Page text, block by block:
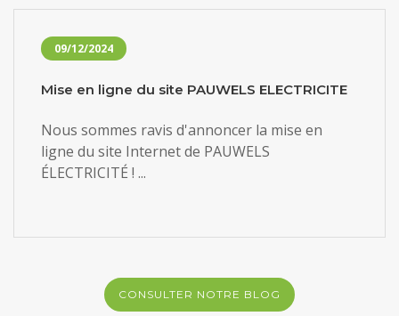
09/12/2024
Mise en ligne du site PAUWELS ELECTRICITE
Nous sommes ravis d'annoncer la mise en
ligne du site Internet de PAUWELS
ÉLECTRICITÉ ! ...
CONSULTER NOTRE BLOG